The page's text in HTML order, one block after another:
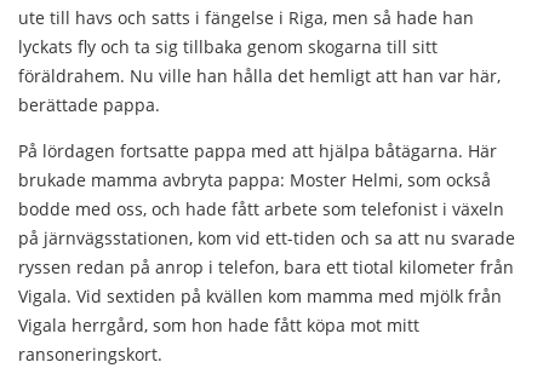
ute till havs och satts i fängelse i Riga, men så hade han
lyckats fly och ta sig tillbaka genom skogarna till sitt
föräldrahem. Nu ville han hålla det hemligt att han var här,
berättade pappa.
På lördagen fortsatte pappa med att hjälpa båtägarna. Här
brukade mamma avbryta pappa: Moster Helmi, som också
bodde med oss, och hade fått arbete som telefonist i växeln
på järnvägsstationen, kom vid ett-tiden och sa att nu svarade
ryssen redan på anrop i telefon, bara ett tiotal kilometer från
Vigala. Vid sextiden på kvällen kom mamma med mjölk från
Vigala herrgård, som hon hade fått köpa mot mitt
ransoneringskort.